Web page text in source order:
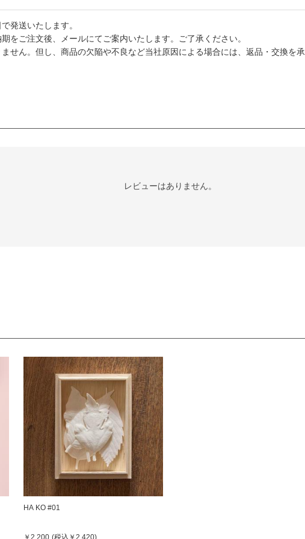
発送いたします。
をご注文後、メールにてご案内いたします。ご了承ください。
せん。但し、商品の欠陥や不良など当社原因による場合には、返品・交換を
レビューはありません。
HA KO #01
￥2,200 (税込 ￥2,420)